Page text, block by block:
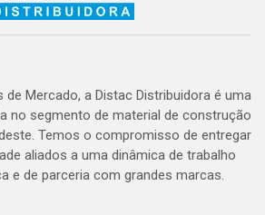
Mercado, a Distac Distribuidora é uma
no segmento de material de construção
Temos o compromisso de entregar
aliados a uma dinâmica de trabalho
e de parceria com grandes marcas.